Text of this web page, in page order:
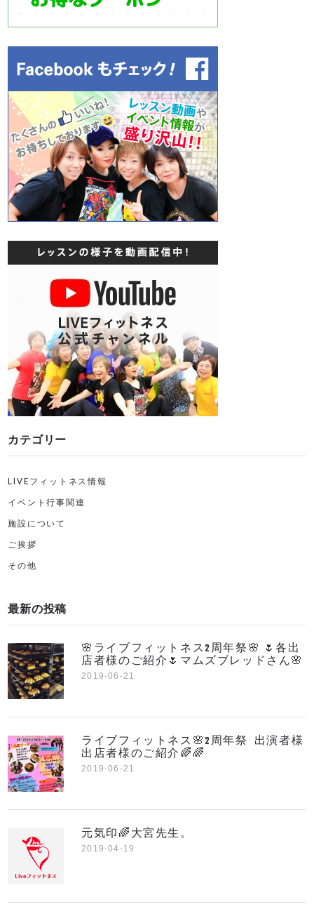
カテゴリー
LIVEフィットネス情報
イベント行事関連
施設について
ご挨拶
その他
最新の投稿
🌸ライブフィットネス2周年祭🌸 🌷各出
店者様のご紹介🌷マムズブレッドさん🌸
2019-06-21
ライブフィットネス🌸2周年祭 出演者様
出店者様のご紹介🌈🌈
2019-06-21
元気印🌈大宮先生。
2019-04-19